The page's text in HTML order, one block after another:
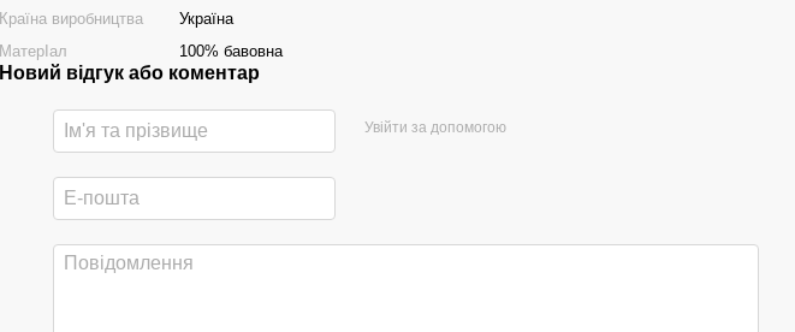
Країна виробництва
Україна
МатерІал
100% бавовна
Новий відгук або коментар
Увійти за допомогою